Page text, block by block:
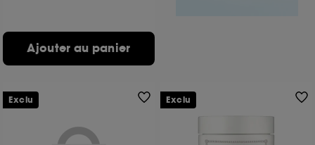
Ajouter au panier
Exclu Exclu